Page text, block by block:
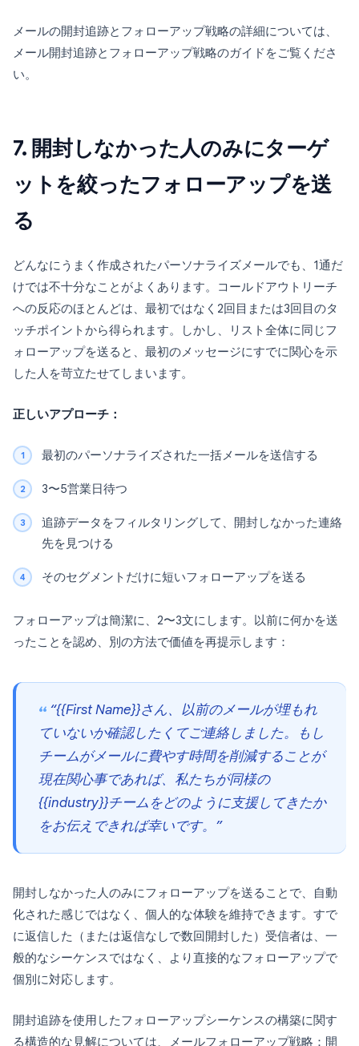
メールの開封追跡とフォローアップ戦略の詳細については、
メール開封追跡とフォローアップ戦略のガイドをご覧くださ
い。
7. 開封しなかった人のみにターゲ
ットを絞ったフォローアップを送
る
どんなにうまく作成されたパーソナライズメールでも、1通だ
けでは不十分なことがよくあります。コールドアウトリーチ
への反応のほとんどは、最初ではなく2回目または3回目のタ
ッチポイントから得られます。しかし、リスト全体に同じフ
ォローアップを送ると、最初のメッセージにすでに関心を示
した人を苛立たせてしまいます。
正しいアプローチ：
最初のパーソナライズされた一括メールを送信する
3〜5営業日待つ
追跡データをフィルタリングして、開封しなかった連絡
先を見つける
そのセグメントだけに短いフォローアップを送る
フォローアップは簡潔に、2〜3文にします。以前に何かを送
ったことを認め、別の方法で価値を再提示します：
“{{First Name}}さん、以前のメールが埋もれ
ていないか確認したくてご連絡しました。もし
チームがメールに費やす時間を削減することが
現在関心事であれば、私たちが同様の
{{industry}}チームをどのように支援してきたか
をお伝えできれば幸いです。”
開封しなかった人のみにフォローアップを送ることで、自動
化された感じではなく、個人的な体験を維持できます。すで
に返信した（または返信なしで数回開封した）受信者は、一
般的なシーケンスではなく、より直接的なフォローアップで
個別に対応します。
開封追跡を使用したフォローアップシーケンスの構築に関す
る構造的な見解については、メールフォローアップ戦略：開